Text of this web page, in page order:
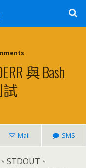
與 Bash
試
Mail SMS
STDOUT、